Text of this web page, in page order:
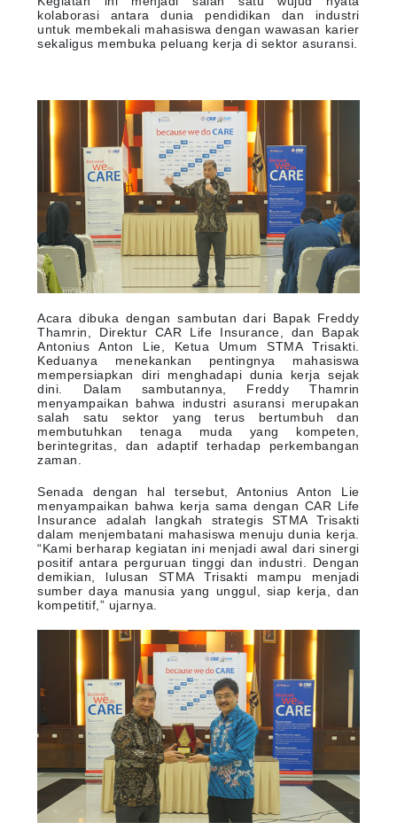
kolaborasi antara dunia pendidikan dan industri
untuk membekali mahasiswa dengan wawasan karier
sekaligus membuka peluang kerja di sektor asuransi.
Acara dibuka dengan sambutan dari Bapak Freddy
Thamrin, Direktur CAR Life Insurance, dan Bapak
Antonius Anton Lie, Ketua Umum STMA Trisakti.
Keduanya menekankan pentingnya mahasiswa
mempersiapkan diri menghadapi dunia kerja sejak
dini. Dalam sambutannya, Freddy Thamrin
menyampaikan bahwa industri asuransi merupakan
salah satu sektor yang terus bertumbuh dan
membutuhkan tenaga muda yang kompeten,
berintegritas, dan adaptif terhadap perkembangan
zaman.
Senada dengan hal tersebut, Antonius Anton Lie
menyampaikan bahwa kerja sama dengan CAR Life
Insurance adalah langkah strategis STMA Trisakti
dalam menjembatani mahasiswa menuju dunia kerja.
“Kami berharap kegiatan ini menjadi awal dari sinergi
positif antara perguruan tinggi dan industri. Dengan
demikian, lulusan STMA Trisakti mampu menjadi
sumber daya manusia yang unggul, siap kerja, dan
kompetitif,” ujarnya.